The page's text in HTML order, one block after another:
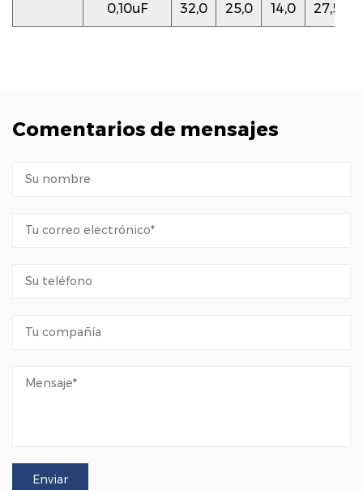
0,10uF 32,0 25,0 14,0 27,5
Comentarios de mensajes